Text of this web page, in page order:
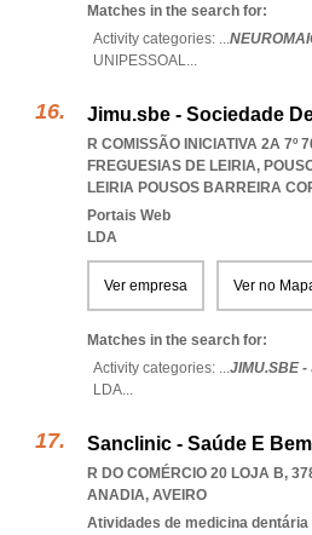
Matches in the search for:
Activity categories: ...
UNIPESSOAL...
Jimu.sbe - Sociedade
R COMISSÃO INICIATIVA 2A 7º
FREGUESIAS DE LEIRIA,
LEIRIA POUSOS BARREIRA
Portais Web
LDA
Ver empresa Ver no
Matches in the search for:
Activity categories: ...JIMU.SBE -
LDA...
Sanclinic - Saúde E
R DO COMÉRCIO 20 LOJA B,
ANADIA, AVEIRO
Atividades de medicina dentária